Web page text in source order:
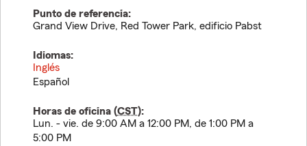
Punto de referencia:
Grand View Drive, Red Tower Park, edificio Pabst
Idiomas:
Inglés
Español
Horas de oficina (CST):
Lun. - vie. de 9:00 AM a 12:00 PM, de 1:00 PM a
5:00 PM